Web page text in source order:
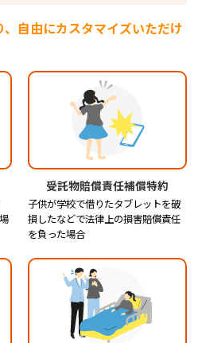
、自由にカスタマイズいただけ
受託物賠償責任補償特約
子供が学校で借りたタブレットを破
損したなどで法律上の損害賠償責任
を負った場合